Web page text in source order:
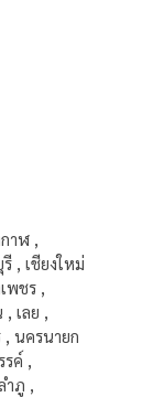
าฬ ,
, เชียงใหม่
พชร ,
เลย ,
, นครนายก
ค์ ,
ำภู ,